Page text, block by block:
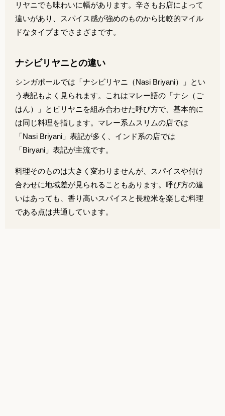
リヤニでも味わいに幅があります。辛さもお店によって
違いがあり、スパイス感が強めのものから比較的マイル
ドなタイプまでさまざまです。
ナシビリヤニとの違い
シンガポールでは「ナシビリヤニ（Nasi Briyani）」とい
う表記もよく見られます。これはマレー語の「ナシ（ご
はん）」とビリヤニを組み合わせた呼び方で、基本的に
は同じ料理を指します。マレー系ムスリムの店では
「Nasi Briyani」表記が多く、インド系の店では
「Biryani」表記が主流です。
料理そのものは大きく変わりませんが、スパイスや付け
合わせに地域差が見られることもあります。呼び方の違
いはあっても、香り高いスパイスと長粒米を楽しむ料理
である点は共通しています。